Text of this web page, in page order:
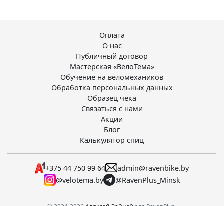
Оплата
О нас
Публичный договор
Мастерская «ВелоТема»
Обучение на веломехаников
Обработка персональных данных
Образец чека
Связаться с нами
Акции
Блог
Калькулятор спиц
+375 44 750 99 64
admin@ravenbike.by
@velotema.by
@RavenPlus_Minsk